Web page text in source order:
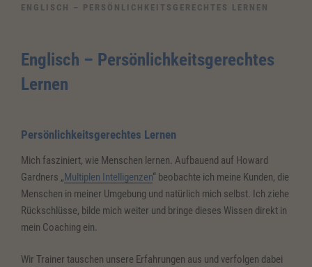
ENGLISCH – PERSÖNLICHKEITSGERECHTES LERNEN
Englisch – Persönlichkeitsgerechtes
Lernen
Persönlichkeitsgerechtes Lernen
Mich fasziniert, wie Menschen lernen. Aufbauend auf Howard
Gardners „Multiplen Intelligenzen“ beobachte ich meine Kunden, die
Menschen in meiner Umgebung und natürlich mich selbst. Ich ziehe
Rückschlüsse, bilde mich weiter und bringe dieses Wissen direkt in
mein Coaching ein.
Wir Trainer tauschen unsere Erfahrungen aus und verfolgen dabei